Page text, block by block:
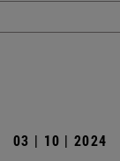
03 | 10 | 2024